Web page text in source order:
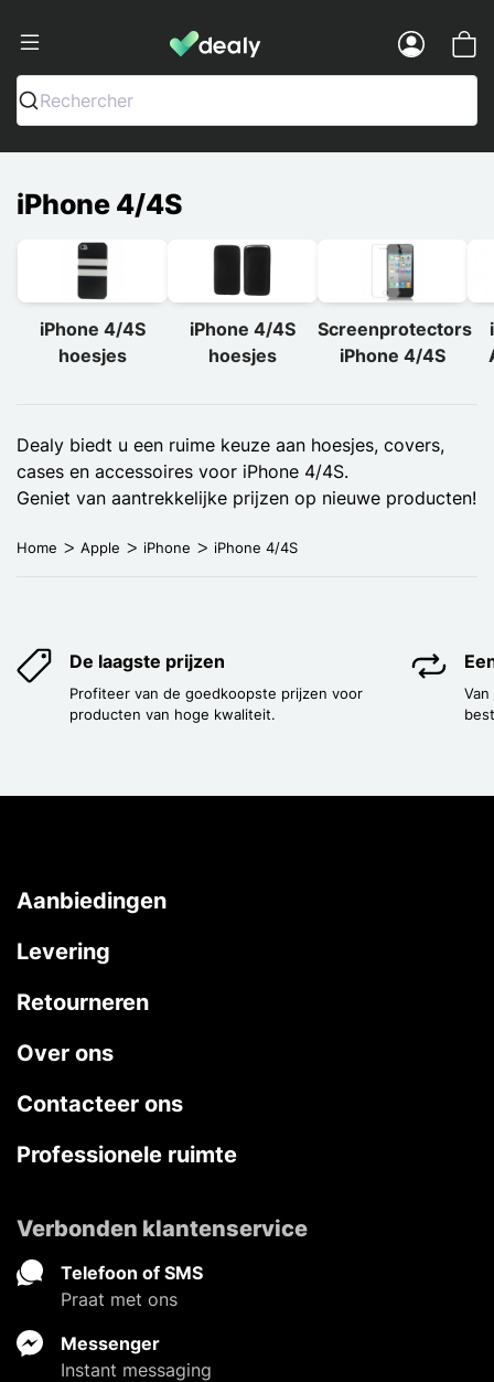
Dealy - Telefoonhoesjes en
Rechercher
iPhone 4/4S
iPhone 4/4S
hoesjes
iPhone 4/4S
hoesjes
Screenprotectors
iPhone 4/4S
Dealy biedt u een ruime keuze aan hoesjes, covers,
cases en accessoires voor iPhone 4/4S.
Geniet van aantrekkelijke prijzen op nieuwe producten!
Home Apple iPhone iPhone 4/4S
De laagste prijzen
Profiteer van de goedkoopste prijzen voor
producten van hoge kwaliteit.
Aanbiedingen
Levering
Retourneren
Over ons
Contacteer ons
Professionele ruimte
Verbonden klantenservice
Telefoon of SMS
Praat met ons
Messenger
Instant messaging